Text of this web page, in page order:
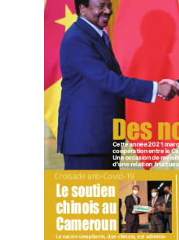
le renforcement des
renforcer l’intégration
Au cours des dix dernières
l’Afrique un soutien au
de ses capacités et a
plus de 6 000 kilomètres de
000 kilomètres de routes
d’installations électriques à
China Mobile International
l’investissement et à la